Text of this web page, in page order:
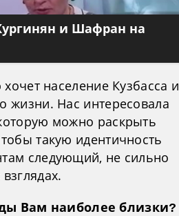
и Шафран на
население Кузбасса и
жизни. Нас интересовала
можно раскрыть
такую идентичность
следующий, не сильно
Вам наиболее близки?